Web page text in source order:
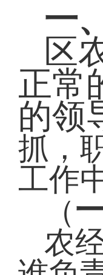
一
区
正常
的领
抓，
工作
（
农